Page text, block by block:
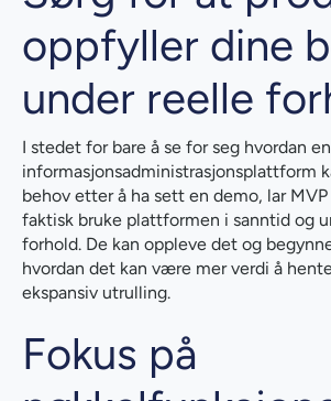
oppfyller dine
under reelle
I stedet for bare å se for seg hvordan en
informasjonsadministrasjonsplattform
behov etter å ha sett en demo, lar
faktisk bruke plattformen i sanntid og
forhold. De kan oppleve det og
hvordan det kan være mer verdi å
ekspansiv utrulling.
Fokus på